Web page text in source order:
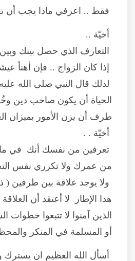
فقط .. اعرفي ماذا يجب أن
أخيّة ..
التعارف الذي حصل بينك
إذا كان الزواج .. فإن أهنأ
لذلك قال النبي صلى الله
الحياة أن يكون صاحب دين
طرف أن يزن الأمور بميزان
أخيّة . .
تعرفين من نفسك أنك في
من عمرك ولا تكرري نفس
ولا يوجد علاقة بين طرفين
هذا الإطار لا أعتقد أن
الذين آمنوا لا تتبعوا
أو المسلمة في المنكر
أسأل الله العظيم ان يسترك